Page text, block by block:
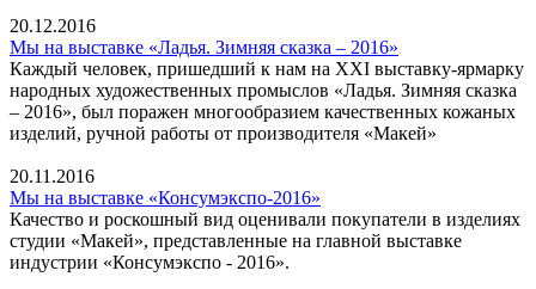
20.12.2016
Мы на выставке «Ладья. Зимняя сказка – 2016»
Каждый человек, пришедший к нам на XXI выставку-ярмарку
народных художественных промыслов «Ладья. Зимняя сказка
– 2016», был поражен многообразием качественных кожаных
изделий, ручной работы от производителя «Макей»
20.11.2016
Мы на выставке «Консумэкспо-2016»
Качество и роскошный вид оценивали покупатели в изделиях
студии «Макей», представленные на главной выставке
индустрии «Консумэкспо - 2016».